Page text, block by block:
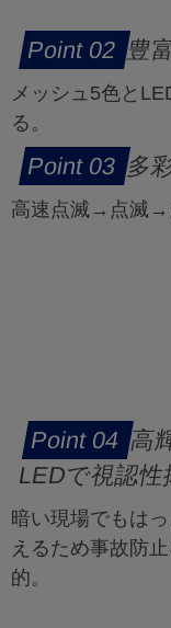
豊
メッシュ5色と
る。
多
高速点滅→点滅→
高
LEDで視認性
暗い現場でもは
えるため事故防
的。